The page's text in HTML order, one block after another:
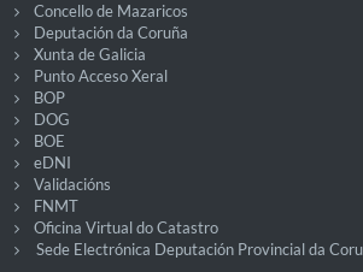
Concello de Mazaricos
Deputación da Coruña
Xunta de Galicia
Punto Acceso Xeral
BOP
DOG
BOE
eDNI
Validacións
FNMT
Oficina Virtual do Catastro
Sede Electrónica Deputación Provincial da